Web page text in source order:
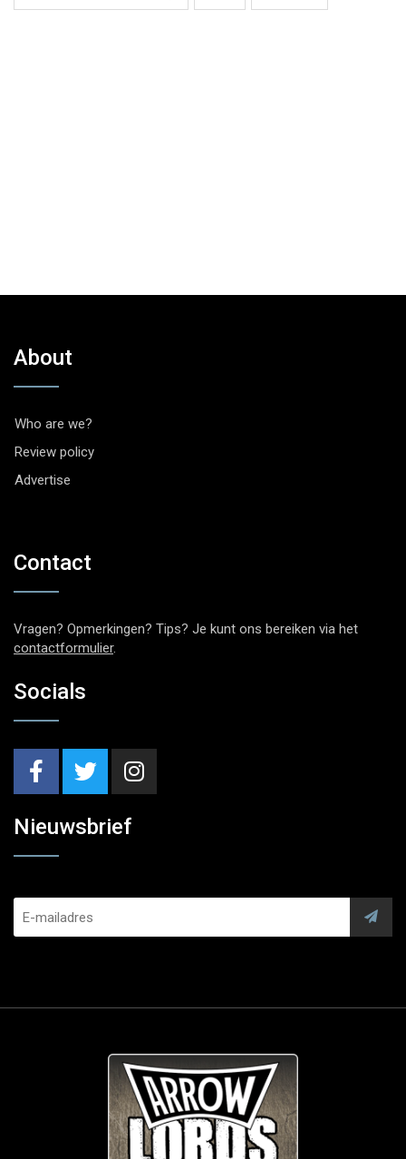
About
Who are we?
Review policy
Advertise
Contact
Vragen? Opmerkingen? Tips? Je kunt ons bereiken via het
contactformulier.
Socials
Nieuwsbrief